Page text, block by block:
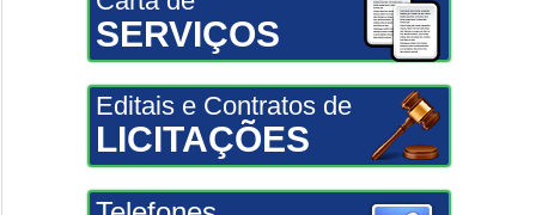
SERVIÇOS
Editais e Contratos de
LICITAÇÕES